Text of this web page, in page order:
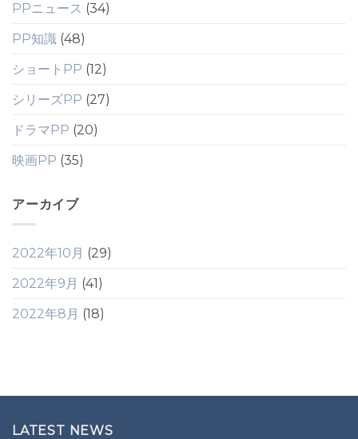
PPニュース (34)
PP知識 (48)
ショートPP (12)
シリーズPP (27)
ドラマPP (20)
映画PP (35)
アーカイブ
2022年10月 (29)
2022年9月 (41)
2022年8月 (18)
LATEST NEWS